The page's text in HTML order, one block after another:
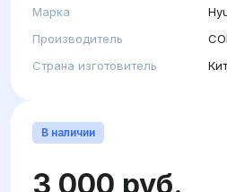
Марка
Производитель
Страна изготовитель
В наличии
3 000 руб.